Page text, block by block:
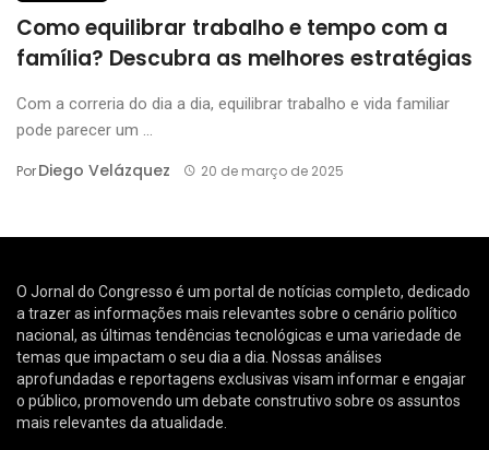
Como equilibrar trabalho e tempo com a
família? Descubra as melhores estratégias
Com a correria do dia a dia, equilibrar trabalho e vida familiar
pode parecer um ...
PorDiego Velázquez 20 de março de 2025
O Jornal do Congresso é um portal de notícias completo, dedicado
a trazer as informações mais relevantes sobre o cenário político
nacional, as últimas tendências tecnológicas e uma variedade de
temas que impactam o seu dia a dia. Nossas análises
aprofundadas e reportagens exclusivas visam informar e engajar
o público, promovendo um debate construtivo sobre os assuntos
mais relevantes da atualidade.